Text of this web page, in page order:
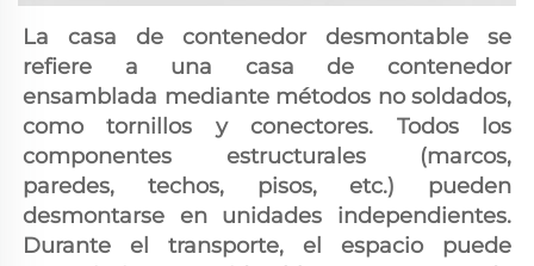
La casa de contenedor desmontable se
refiere a una casa de contenedor
ensamblada mediante métodos no soldados,
como tornillos y conectores. Todos los
componentes estructurales (marcos,
paredes, techos, pisos, etc.) pueden
desmontarse en unidades independientes.
Durante el transporte, el espacio puede